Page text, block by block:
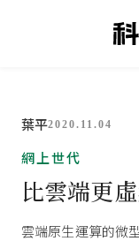
葉平2020.11.04
網上世代
比雲端更
雲端原生運算的微